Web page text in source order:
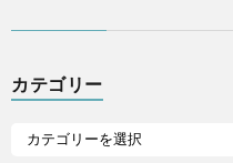
カテゴリー